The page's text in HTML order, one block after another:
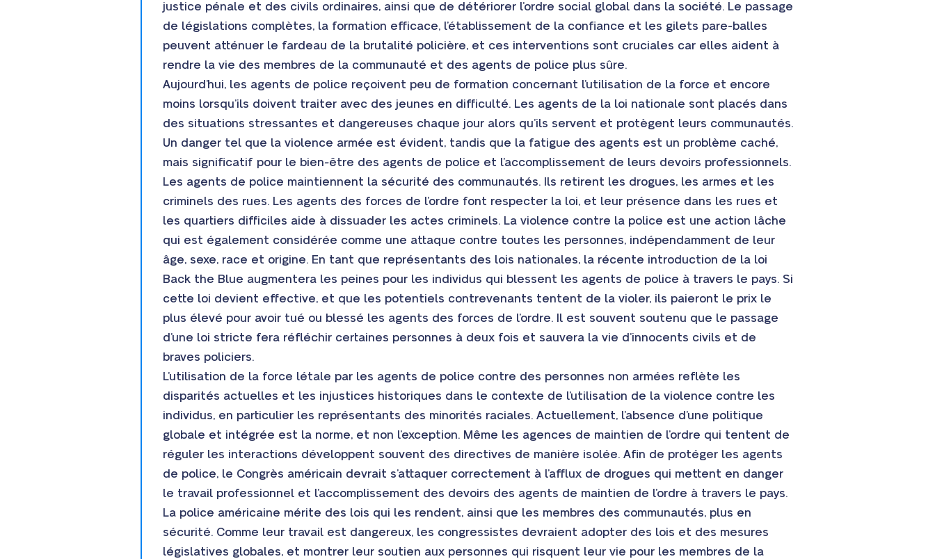
justice pénale et des civils ordinaires, ainsi que de détériorer l’ordre social global dans la société. Le passage
de législations complètes, la formation efficace, l’établissement de la confiance et les gilets pare-balles
peuvent atténuer le fardeau de la brutalité policière, et ces interventions sont cruciales car elles aident à
rendre la vie des membres de la communauté et des agents de police plus sûre.
Aujourd’hui, les agents de police reçoivent peu de formation concernant l’utilisation de la force et encore
moins lorsqu’ils doivent traiter avec des jeunes en difficulté. Les agents de la loi nationale sont placés dans
des situations stressantes et dangereuses chaque jour alors qu’ils servent et protègent leurs communautés.
Un danger tel que la violence armée est évident, tandis que la fatigue des agents est un problème caché,
mais significatif pour le bien-être des agents de police et l’accomplissement de leurs devoirs professionnels.
Les agents de police maintiennent la sécurité des communautés. Ils retirent les drogues, les armes et les
criminels des rues. Les agents des forces de l’ordre font respecter la loi, et leur présence dans les rues et
les quartiers difficiles aide à dissuader les actes criminels. La violence contre la police est une action lâche
qui est également considérée comme une attaque contre toutes les personnes, indépendamment de leur
âge, sexe, race et origine. En tant que représentants des lois nationales, la récente introduction de la loi
Back the Blue augmentera les peines pour les individus qui blessent les agents de police à travers le pays. Si
cette loi devient effective, et que les potentiels contrevenants tentent de la violer, ils paieront le prix le
plus élevé pour avoir tué ou blessé les agents des forces de l’ordre. Il est souvent soutenu que le passage
d’une loi stricte fera réfléchir certaines personnes à deux fois et sauvera la vie d’innocents civils et de
braves policiers.
L’utilisation de la force létale par les agents de police contre des personnes non armées reflète les
disparités actuelles et les injustices historiques dans le contexte de l’utilisation de la violence contre les
individus, en particulier les représentants des minorités raciales. Actuellement, l’absence d’une politique
globale et intégrée est la norme, et non l’exception. Même les agences de maintien de l’ordre qui tentent de
réguler les interactions développent souvent des directives de manière isolée. Afin de protéger les agents
de police, le Congrès américain devrait s’attaquer correctement à l’afflux de drogues qui mettent en danger
le travail professionnel et l’accomplissement des devoirs des agents de maintien de l’ordre à travers le pays.
La police américaine mérite des lois qui les rendent, ainsi que les membres des communautés, plus en
sécurité. Comme leur travail est dangereux, les congressistes devraient adopter des lois et des mesures
législatives globales, et montrer leur soutien aux personnes qui risquent leur vie pour les membres de la